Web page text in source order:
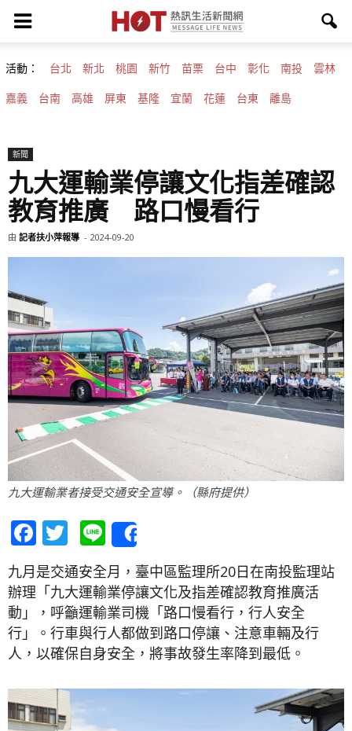
活動： 台北 新北 桃園 新竹 苗栗 台中 彰化 南投 雲林
嘉義 台南 高雄 屏東 基隆 宜蘭 花蓮 台東 離島
新聞
九大運輸業停讓文化指差確認
教育推廣 路口慢看行
由 記者扶小萍報導 - 2024-09-20
九大運輸業者接受交通安全宣導。（縣府提供）
Facebook
Twitter
Line
九月是交通安全月，臺中區監理所20日在南投監理站
辦理「九大運輸業停讓文化及指差確認教育推廣活
動」，呼籲運輸業司機「路口慢看行，行人安全
行」。行車與行人都做到路口停讓、注意車輛及行
人，以確保自身安全，將事故發生率降到最低。